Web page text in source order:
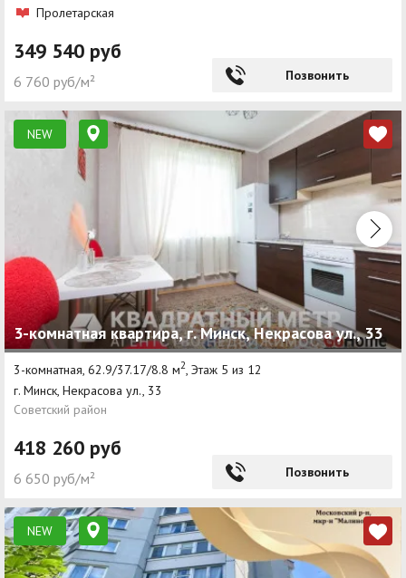
Пролетарская
349 540 руб
6 760 руб/м² Позвонить
NEW
3-комнатная квартира, г. Минск, Некрасова ул., 33
3-комнатная, 62.9/37.17/8.8 м2 , Этаж 5 из 12
г. Минск, Некрасова ул., 33
Советский район
418 260 руб
6 650 руб/м² Позвонить
NEW